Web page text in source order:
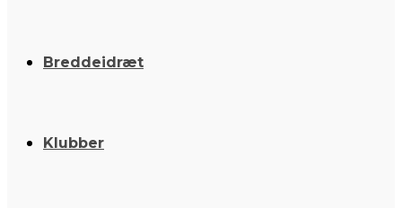
Breddeidræt
Klubber